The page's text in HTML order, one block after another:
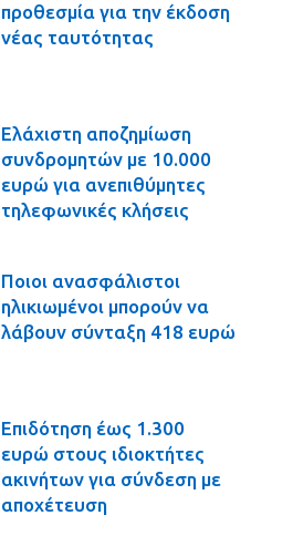
προθεσμία για την έκδοση
νέας ταυτότητας
Ελάχιστη αποζημίωση
συνδρομητών με 10.000
ευρώ για ανεπιθύμητες
τηλεφωνικές κλήσεις
Ποιοι ανασφάλιστοι
ηλικιωμένοι μπορούν να
λάβουν σύνταξη 418 ευρώ
Επιδότηση έως 1.300
ευρώ στους ιδιοκτήτες
ακινήτων για σύνδεση με
αποχέτευση